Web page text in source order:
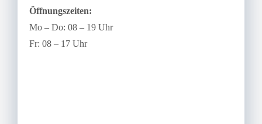
Öffnungszeiten:
Mo – Do: 08 – 19 Uhr
Fr: 08 – 17 Uhr